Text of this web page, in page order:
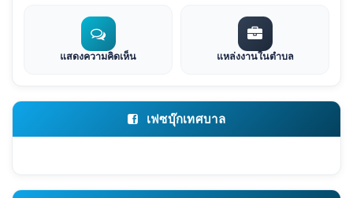
แสดงความคิดเห็น แหล่งงานในตำบล
เฟซบุ๊กเทศบาล